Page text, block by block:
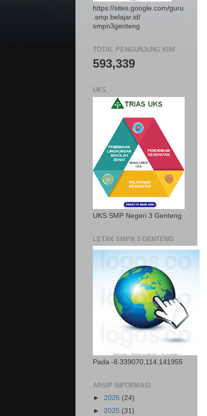
https://sites.google.com/guru
.smp.belajar.id/
smpn3genteng
TOTAL PENGUNJUNG KINI
593,339
UKS
UKS SMP Negeri 3 Genteng
LETAK SMPN 3 GENTENG
Pada -8.339070,114.141955
ARSIP INFORMASI
► 2026 (24)
► 2025 (31)